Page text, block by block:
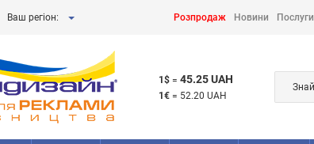
Ваш регіон: Розпродаж Новини Послуги
1$ = 45.25 UAH
1€ = 52.20 UAH